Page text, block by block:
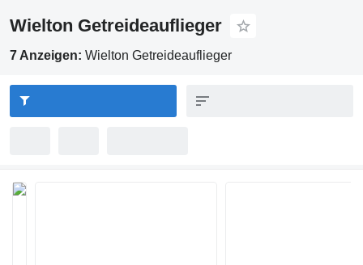
Wielton Getreideauflieger
7 Anzeigen: Wielton Getreideauflieger